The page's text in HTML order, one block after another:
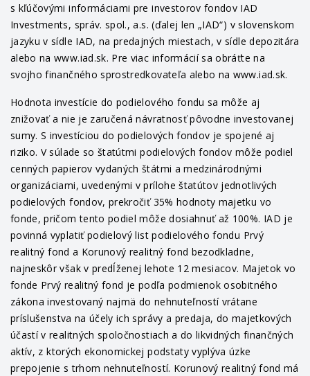
s kľúčovými informáciami pre investorov fondov IAD
Investments, správ. spol., a.s. (ďalej len „IAD“) v slovenskom
jazyku v sídle IAD, na predajných miestach, v sídle depozitára
alebo na www.iad.sk. Pre viac informácií sa obráťte na
svojho finančného sprostredkovateľa alebo na www.iad.sk.
Hodnota investície do podielového fondu sa môže aj
znižovať a nie je zaručená návratnosť pôvodne investovanej
sumy. S investíciou do podielových fondov je spojené aj
riziko. V súlade so štatútmi podielových fondov môže podiel
cenných papierov vydaných štátmi a medzinárodnými
organizáciami, uvedenými v prílohe štatútov jednotlivých
podielových fondov, prekročiť 35% hodnoty majetku vo
fonde, pričom tento podiel môže dosiahnuť až 100%. IAD je
povinná vyplatiť podielový list podielového fondu Prvý
realitný fond a Korunový realitný fond bezodkladne,
najneskôr však v predĺženej lehote 12 mesiacov. Majetok vo
fonde Prvý realitný fond je podľa podmienok osobitného
zákona investovaný najmä do nehnuteľností vrátane
príslušenstva na účely ich správy a predaja, do majetkových
účastí v realitných spoločnostiach a do likvidných finančných
aktív, z ktorých ekonomickej podstaty vyplýva úzke
prepojenie s trhom nehnuteľností. Korunový realitný fond má